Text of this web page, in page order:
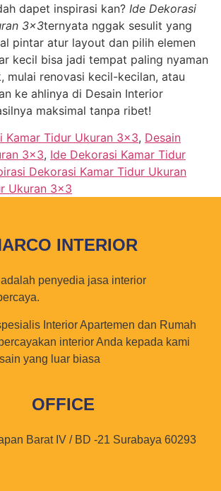
dapet inspirasi kan? Ide Dekorasi
3×3ternyata nggak sesulit yang
pintar atur layout dan pilih elemen
kecil bisa jadi tempat paling nyaman
mulai renovasi kecil-kecilan, atau
ke ahlinya di Desain Interior
maksimal tanpa ribet!
Kamar Tidur Ukuran 3x3, Desain
3x3, Ide Dekorasi Kamar Tidur
Dekorasi Kamar Tidur Ukuran
Ukuran 3x3
INTERIOR
penyedia jasa interior
Interior Apartemen dan Rumah
interior Anda kepada kami
yang luar biasa
OFFICE
Barat IV / BD -21 Surabaya 60293